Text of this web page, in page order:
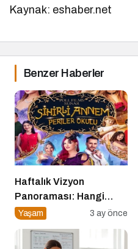
Kaynak: eshaber.net
Benzer Haberler
Haftalık Vizyon
Panoraması: Hangi
Filmi İzlemeli?
Yaşam 3 ay önce